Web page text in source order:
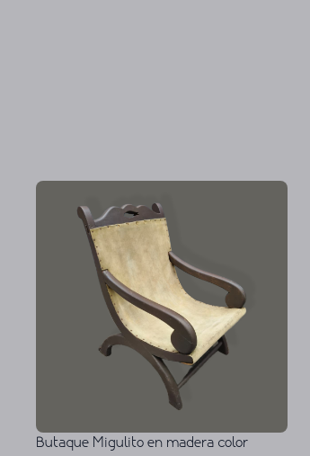
Butaque Migulito en madera color